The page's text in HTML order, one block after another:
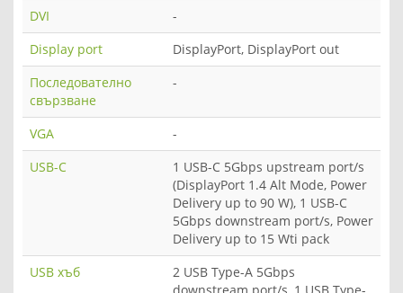
DVI
-
Display port
DisplayPort, DisplayPort out
Последователно
свързване
-
VGA
-
USB-C
1 USB-C 5Gbps upstream port/s
(DisplayPort 1.4 Alt Mode, Power
Delivery up to 90 W), 1 USB-C
5Gbps downstream port/s, Power
Delivery up to 15 Wti pack
USB хъб
2 USB Type-A 5Gbps